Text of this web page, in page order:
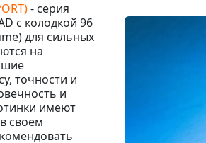
- cерия
c колодкой 96
для сильных
на
точности и
и
имеют
своем